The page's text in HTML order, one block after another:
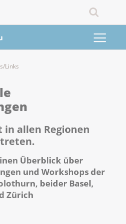
Links
in allen Regionen
Überblick über
und Workshops der
beider Basel,
Zürich